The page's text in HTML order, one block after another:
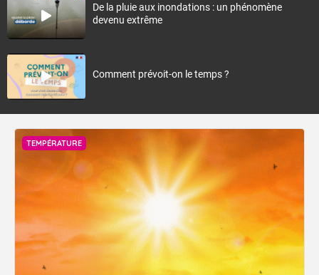
De la pluie aux inondations : un phénomène
devenu extrême
Comment prévoit-on le temps ?
TEMPÉRATURE